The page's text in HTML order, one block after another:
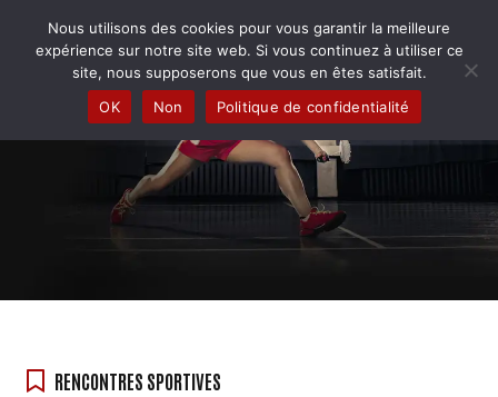
content
COBRA BADMINTON COLMAR
Club & école de badminton
RENCONTRES SPORTIVES
Nous utilisons des cookies pour vous garantir la meilleure
expérience sur notre site web. Si vous continuez à utiliser ce
site, nous supposerons que vous en êtes satisfait.
OK
Non Politique de confidentialité